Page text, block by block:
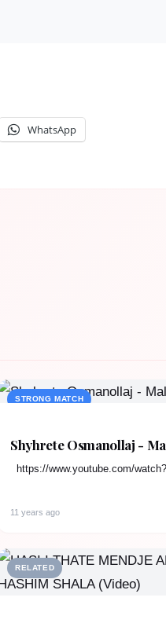
WhatsApp
STRONG MATCH
Shyhrete Osmanollaj -
https://www.youtube.com/
11 years ago
RELATED